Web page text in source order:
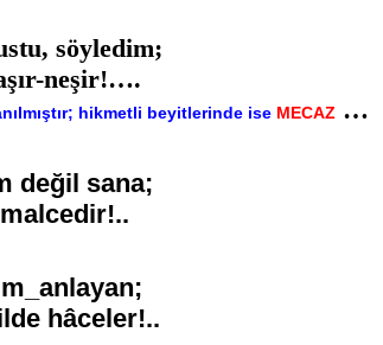
söyledim;
neşir!….
hikmetli beyitlerinde ise MECAZ …
değil sana;
hâceler!..